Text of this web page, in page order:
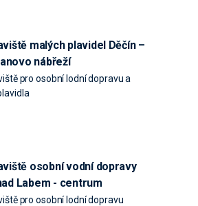
malých plavidel Děčín –
nábřeží
pro osobní lodní dopravu a
osobní vodní dopravy
Labem - centrum
pro osobní lodní dopravu